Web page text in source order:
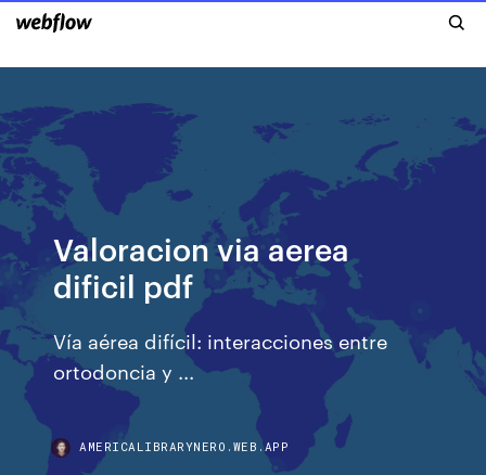
Valoracion via aerea
dificil pdf
Vía aérea difícil: interacciones entre
ortodoncia y ...
AMERICALIBRARYNERO.WEB.APP